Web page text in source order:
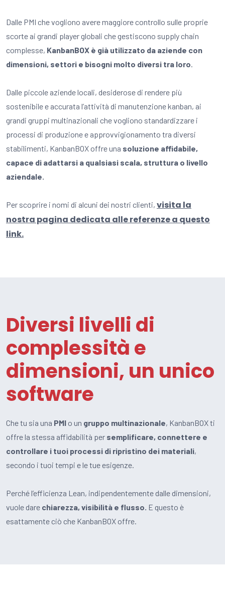
Dalle PMI che vogliono avere maggiore controllo sulle proprie
scorte ai grandi player globali che gestiscono supply chain
complesse, KanbanBOX è già utilizzato da aziende con
dimensioni, settori e bisogni molto diversi tra loro.
Dalle piccole aziende locali, desiderose di rendere più
sostenibile e accurata l’attività di manutenzione kanban, ai
grandi gruppi multinazionali che vogliono standardizzare i
processi di produzione e approvvigionamento tra diversi
stabilimenti, KanbanBOX offre una soluzione affidabile,
capace di adattarsi a qualsiasi scala, struttura o livello
aziendale.
Per scoprire i nomi di alcuni dei nostri clienti, visita la
nostra pagina dedicata alle referenze a questo
link.
Diversi livelli di
complessità e
dimensioni, un unico
software
Che tu sia una PMI o un gruppo multinazionale, KanbanBOX ti
offre la stessa affidabilità per semplificare, connettere e
controllare i tuoi processi di ripristino dei materiali,
secondo i tuoi tempi e le tue esigenze.
Perché l’efficienza Lean, indipendentemente dalle dimensioni,
vuole dare chiarezza, visibilità e flusso. E questo è
esattamente ciò che KanbanBOX offre.